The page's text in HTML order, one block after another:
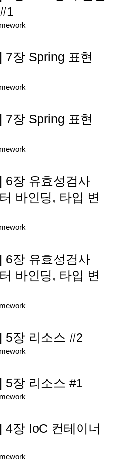
7장 Spring 표현
7장 Spring 표현
6장 유효성검사
바인딩, 타입 변
6장 유효성검사
바인딩, 타입 변
5장 리소스 #2
5장 리소스 #1
4장 IoC 컨테이너